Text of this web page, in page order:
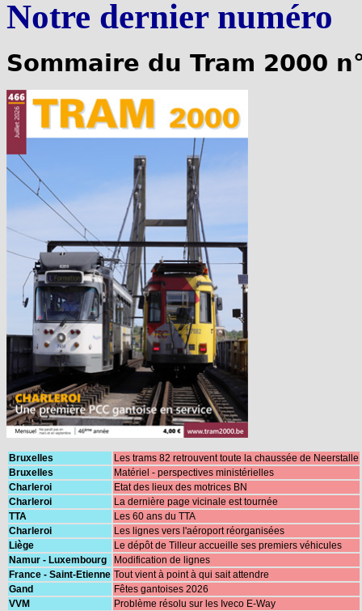
Notre dernier numéro
Sommaire du Tram 2000
Bruxelles
Les trams 82 retrouvent toute la chaussée de Neerstalle
Bruxelles
Matériel - perspectives ministérielles
Charleroi
Etat des lieux des motrices BN
Charleroi
La dernière page vicinale est tournée
TTA
Les 60 ans du TTA
Charleroi
Les lignes vers l'aéroport réorganisées
Liège
Le dépôt de Tilleur accueille ses premiers véhicules
Namur - Luxembourg
Modification de lignes
France - Saint-Etienne Tout vient à point à qui sait attendre
Gand
Fêtes gantoises 2026
VVM
Problème résolu sur les Iveco E-Way